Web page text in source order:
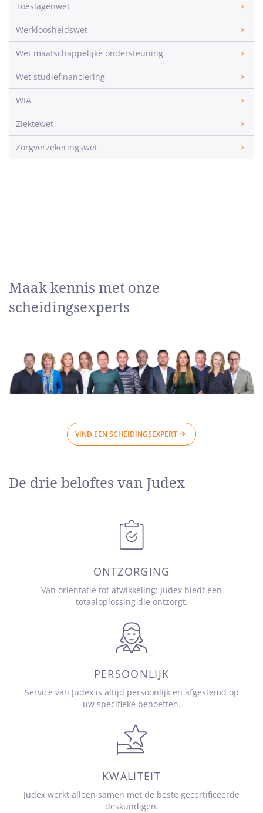
Toeslagenwet
Werkloosheidswet
Wet maatschappelijke ondersteuning
Wet studiefinanciering
WIA
Ziektewet
Zorgverzekeringswet
Maak kennis met onze
scheidingsexperts
VIND EEN SCHEIDINGSEXPERT
De drie beloftes van Judex
ONTZORGING
Van oriëntatie tot afwikkeling: Judex biedt een
totaaloplossing die ontzorgt.
PERSOONLIJK
Service van Judex is altijd persoonlijk en afgestemd op
uw specifieke behoeften.
KWALITEIT
Judex werkt alleen samen met de beste gecertificeerde
deskundigen.